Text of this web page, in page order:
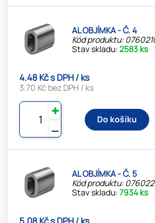
AL OBJÍMKA - Č. 4
Kód produktu:
Stav skladu:2583 ks
4.48 Kč s DPH / ks
3.70 Kč bez DPH / ks
⚊
✚
Do košíku
AL OBJÍMKA - Č. 5
Kód produktu:
Stav skladu:7934 ks